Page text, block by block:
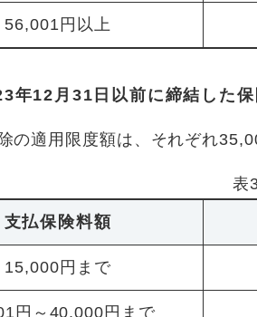
56,001円以上
年12月31日以前に締結した
の適用限度額は、それぞれ
表
支払保険料額
15,000円まで
円～40,000円まで